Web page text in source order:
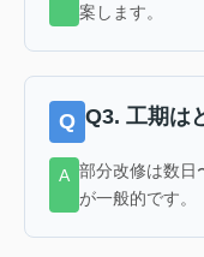
案します。
Q3. 工期は
部分改修は数日
が一般的です。